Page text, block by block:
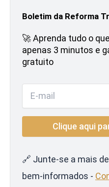
Boletim da Reforma
🚀 Aprenda tudo o
apenas 3 minutos e
gratuito
🔗 Junte-se a mais
bem-informados -